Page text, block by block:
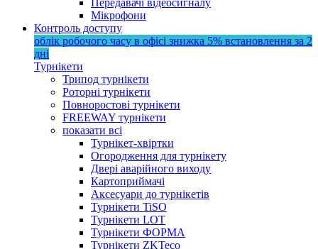
Мікрофони
Контроль доступу
облік робочого часу в офісі знижка 5% встановлення за 2
дні
Турнікети
Трипод турнікети
Роторні турнікети
Повноростові турнікети
FREEWAY турнікети
показати всі
Турнікет-хвіртки
Огородження для турнікету
Двері аварійного виходу
Картоприймачі
Аксесуари до турнікетів
Турнікети TiSO
Турнікети LOT
Турнікети ФОРМА
Турнікети ZKTeco